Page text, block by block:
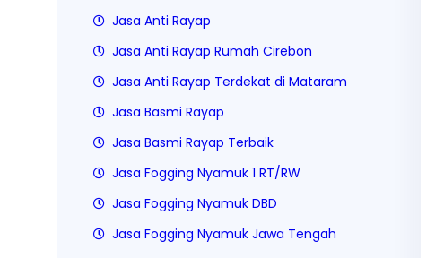
Jasa Anti Rayap
Jasa Anti Rayap Rumah Cirebon
Jasa Anti Rayap Terdekat di Mataram
Jasa Basmi Rayap
Jasa Basmi Rayap Terbaik
Jasa Fogging Nyamuk 1 RT/RW
Jasa Fogging Nyamuk DBD
Jasa Fogging Nyamuk Jawa Tengah